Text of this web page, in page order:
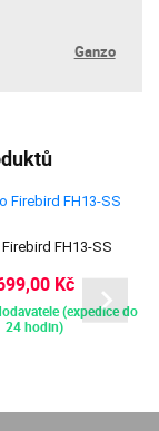
Ganzo
FH13-SS
Kč
(expedice do
24 hodin)